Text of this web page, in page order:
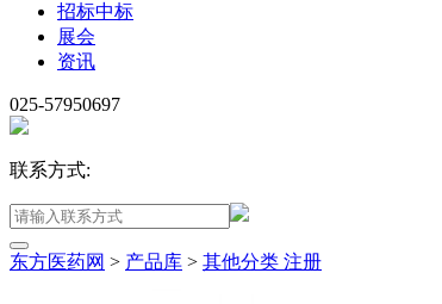
招标中标
展会
资讯
025-57950697
联系方式:
东方医药网 > 产品库 > 其他分类 注册